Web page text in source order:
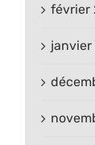
février
janvier